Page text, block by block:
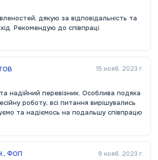
дякую за відповідальність та
Рекомендую до співпраці.
15 нояб. 2023 г.
надійний перевізник. Особлива подяка
роботу, всі питання вирішувались
та надіємось на подальшу співпрацю
ФОП
9 нояб. 2023 г.